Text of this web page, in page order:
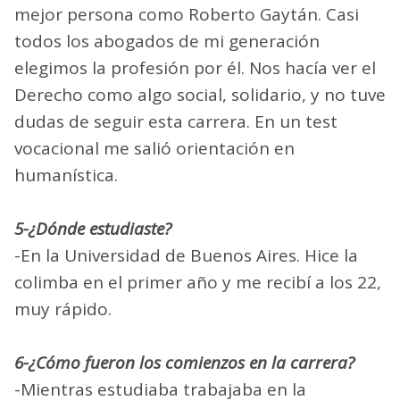
mejor persona como Roberto Gaytán. Casi
todos los abogados de mi generación
elegimos la profesión por él. Nos hacía ver el
Derecho como algo social, solidario, y no tuve
dudas de seguir esta carrera. En un test
vocacional me salió orientación en
humanística.
5-¿Dónde estudiaste?
-En la Universidad de Buenos Aires. Hice la
colimba en el primer año y me recibí a los 22,
muy rápido.
6-¿Cómo fueron los comienzos en la carrera?
-Mientras estudiaba trabajaba en la